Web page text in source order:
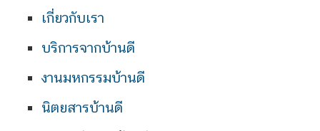
เกี่ยวกับเรา
บริการจากบ้านดี
งานมหกรรมบ้านดี
นิตยสารบ้านดี